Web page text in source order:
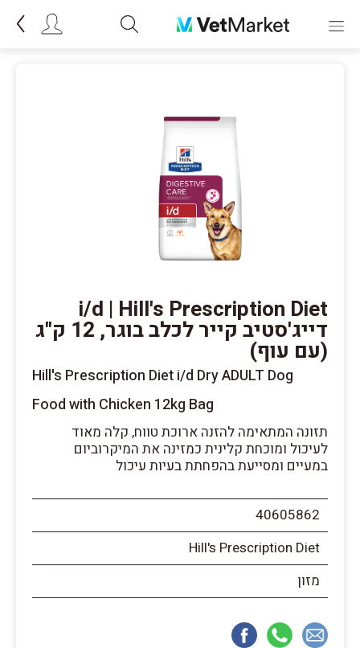
i/d | Hill's Prescription Diet
דייג'סטיב קייר לכלב בוגר, 12 ק"ג
(עם עוף)
Hill's Prescription Diet i/d Dry ADULT Dog
Food with Chicken 12kg Bag
תזונה המתאימה להזנה ארוכת טווח, קלה מאוד
לעיכול ומוכחת קלינית כמזינה את המיקרוביום
במעיים ומסייעת בהפחתת בעיות עיכול
40605862
Hill's Prescription Diet
מזון